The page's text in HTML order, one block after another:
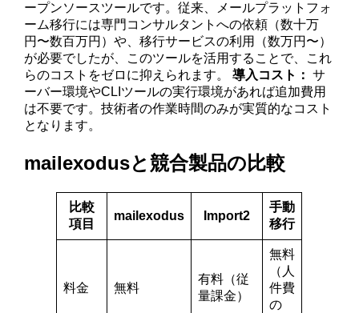
ープンソースツールです。従来、メールプラットフォ
ーム移行には専門コンサルタントへの依頼（数十万
円〜数百万円）や、移行サービスの利用（数万円〜）
が必要でしたが、このツールを活用することで、これ
らのコストをゼロに抑えられます。導入コスト： サ
ーバー環境やCLIツールの実行環境があれば追加費用
は不要です。技術者の作業時間のみが実質的なコスト
となります。
mailexodusと競合製品の比較
比較
項目
mailexodus Import2
手動
移行
料金 無料
有料（従
量課金）
無料
（人
件費
の